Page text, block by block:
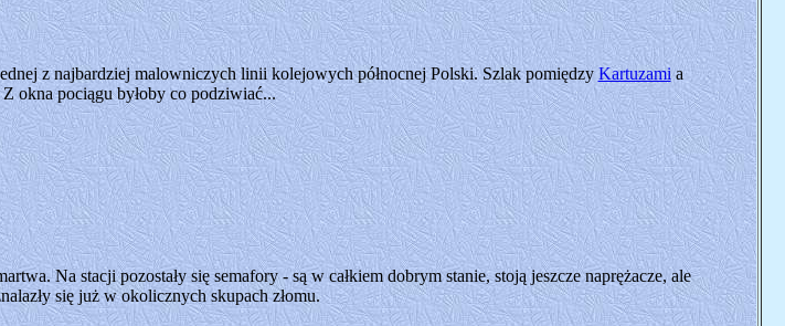
z najbardziej malowniczych linii kolejowych północnej Polski. Szlak pomiędzy Kartuzamia
okna pociągu byłoby co podziwiać...
Na stacji pozostały się semafory - są w całkiem dobrym stanie, stoją jeszcze naprężacze, ale
się już w okolicznych skupach złomu.